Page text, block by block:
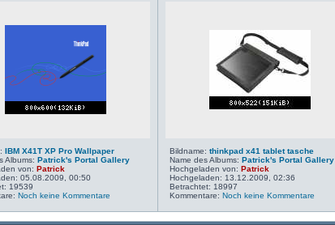
IBM X41T XP Pro Wallpaper
Albums: Patrick's Portal Gallery
von: Patrick
05.08.2009, 00:50
19539
Noch keine Kommentare
Bildname: thinkpad x41 tablet tasche
Name des Albums: Patrick's Portal Gallery
Hochgeladen von: Patrick
Hochgeladen: 13.12.2009, 02:36
Betrachtet: 18997
Kommentare: Noch keine Kommentare